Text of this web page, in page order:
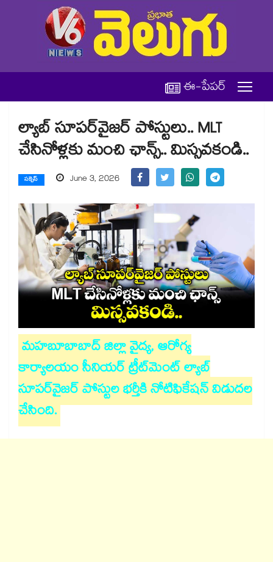
ఈ-పేపర్
ల్యాబ్ సూపర్‌వైజర్ పోస్టులు.. MLT
చేసినోళ్లకు మంచి ఛాన్స్.. మిస్సవకండి..
సక్సెస్ June 3, 2026
మహబూబాబాద్ జిల్లా వైద్య, ఆరోగ్య
కార్యాలయం సీనియర్ ట్రీట్‌మెంట్ ల్యాబ్
సూపర్‌వైజర్ పోస్టుల భర్తీకి నోటిఫికేషన్ విడుదల
చేసింది.